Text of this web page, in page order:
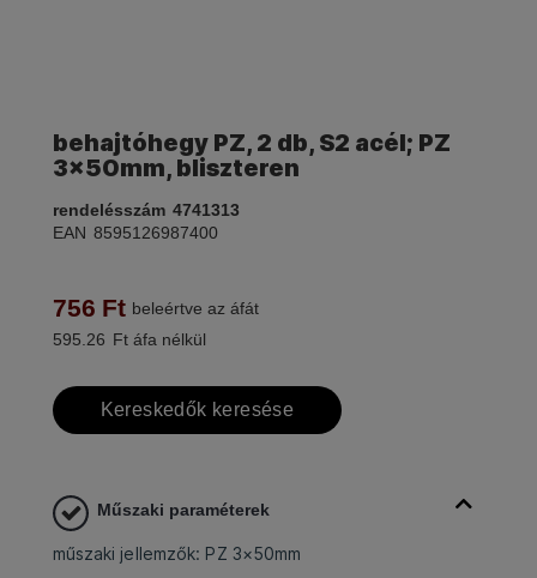
behajtóhegy PZ, 2 db, S2 acél; PZ
3×50mm, bliszteren
rendelésszám 4741313
EAN 8595126987400
756 Ft beleértve az áfát
595.26 Ft áfa nélkül
Kereskedők keresése
Műszaki paraméterek
műszaki jellemzők: PZ 3×50mm